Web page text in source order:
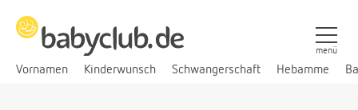
Vornamen Kinderwunsch Schwangerschaft Hebamme
menü